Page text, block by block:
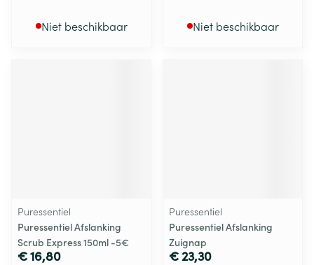
Niet beschikbaar Niet beschikbaar
Puressentiel
Puressentiel Afslanking
Scrub Express 150ml -5€
€ 16,80
Puressentiel
Puressentiel Afslanking
Zuignap
€ 23,30